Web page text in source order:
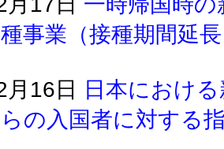
事業（接種期間延
16日
日本におけ
の入国者に対する